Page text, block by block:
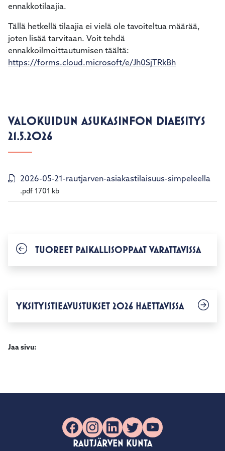
ennakkotilaajia.
Tällä hetkellä tilaajia ei vielä ole tavoiteltua määrää,
joten lisää tarvitaan. Voit tehdä
ennakkoilmoittautumisen täältä:
https://forms.cloud.microsoft/e/Jh0SjTRkBh
VALOKUIDUN ASUKASINFON DIAESITYS
21.5.2026
2026-05-21-rautjarven-asiakastilaisuus-simpeleella
.pdf 1701 kb
TUOREET PAIKALLISOPPAAT VARATTAVISSA
YKSITYISTIEAVUSTUKSET 2026 HAETTAVISSA
Jaa sivu:
Facebook
Instagram
LinkedIn
X YouTube
RAUTJÄRVEN KUNTA